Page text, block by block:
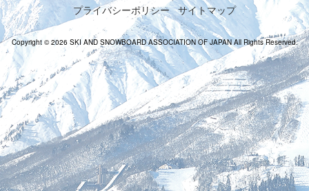
プライバシーポリシー サイトマップ
Copyright © 2026 SKI AND SNOWBOARD ASSOCIATION OF JAPAN All Rights Reserved.